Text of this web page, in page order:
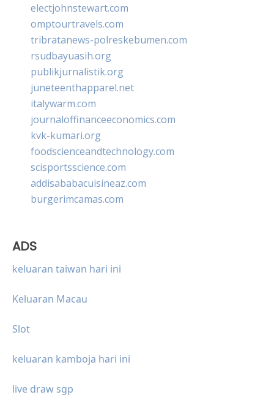
electjohnstewart.com
omptourtravels.com
tribratanews-polreskebumen.com
rsudbayuasih.org
publikjurnalistik.org
juneteenthapparel.net
italywarm.com
journaloffinanceeconomics.com
kvk-kumari.org
foodscienceandtechnology.com
scisportsscience.com
addisababacuisineaz.com
burgerimcamas.com
ADS
keluaran taiwan hari ini
Keluaran Macau
Slot
keluaran kamboja hari ini
live draw sgp